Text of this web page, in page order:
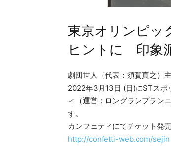
東京オリンピッ
ヒントに 印象
劇団世人（代表：須賀真之）
2022年3月13日 (日)にSTスポ
ィ（運営：ロングランプラン
す。
カンフェティにてチケット発
http://confetti-web.com/sejin